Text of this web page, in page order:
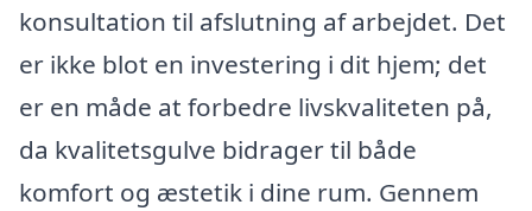
konsultation til afslutning af arbejdet. Det
er ikke blot en investering i dit hjem; det
er en måde at forbedre livskvaliteten på,
da kvalitetsgulve bidrager til både
komfort og æstetik i dine rum. Gennem